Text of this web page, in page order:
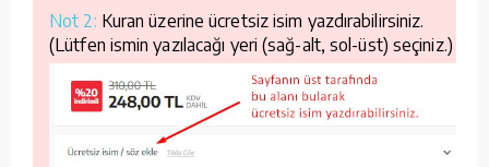
Not 2: Kuran üzerine ücretsiz isim yazdırabilirsiniz.
(Lütfen ismin yazılacağı yeri (sağ-alt, sol-üst) seçiniz.)